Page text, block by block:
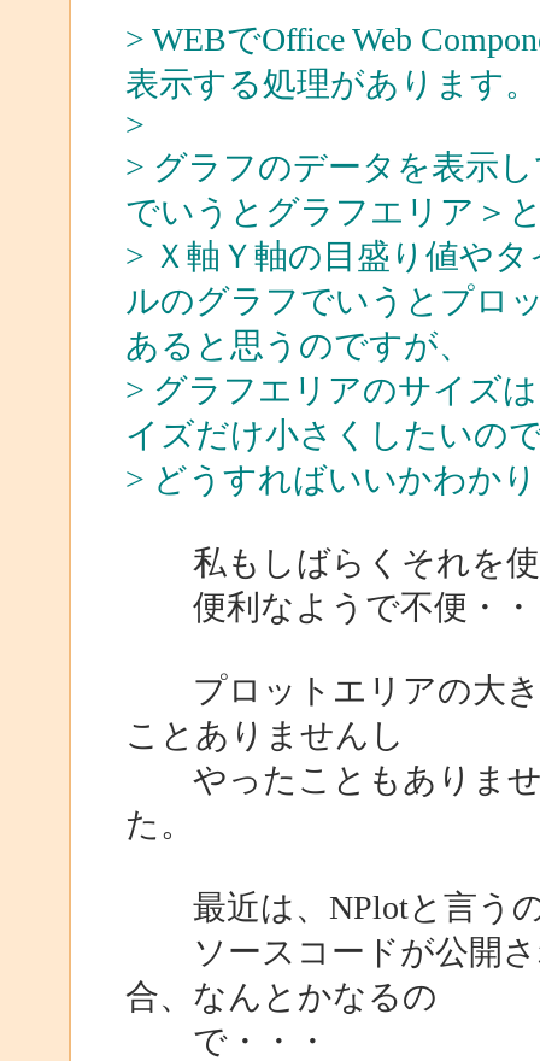
> WEBでOffice Web
表示する処理があります。
>
> グラフのデータを表示
でいうとグラフエリア＞
> Ｘ軸Ｙ軸の目盛り値や
ルのグラフでいうとプロ
あると思うのですが、
> グラフエリアのサイズ
イズだけ小さくしたいの
> どうすればいいかわか
私もしばらくそれを使
便利なようで不便・・
プロットエリアの大き
ことありませんし
やったこともありませ
た。
最近は、NPlotと言う
ソースコードが公開さ
合、なんとかなるの
で・・・